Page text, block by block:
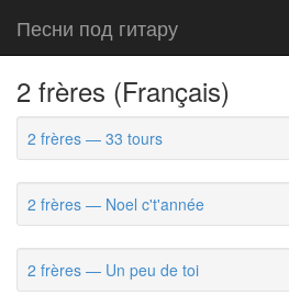
Песни под гитару
2 frères (Français)
2 frères — 33 tours
2 frères — Noel c't'année
2 frères — Un peu de toi